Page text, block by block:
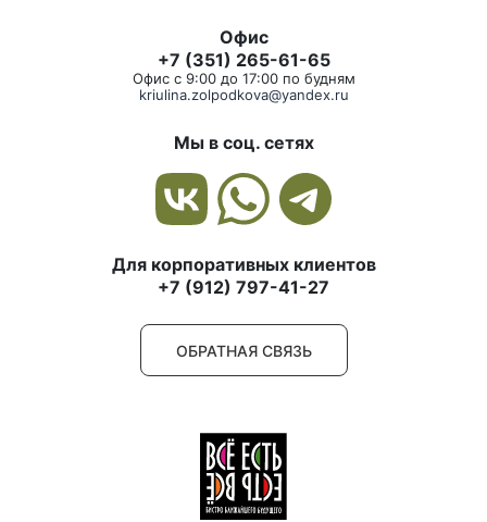
Офис
+7 (351) 265-61-65
Офис с 9:00 до 17:00 по будням
kriulina.zolpodkova@yandex.ru
Мы в соц. сетях
Для корпоративных клиентов
+7 (912) 797-41-27
ОБРАТНАЯ СВЯЗЬ